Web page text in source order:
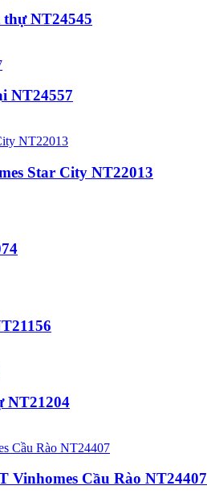
NT24545
NT24557
Star City NT22013
NT21204
Vinhomes Cầu Rào NT24407